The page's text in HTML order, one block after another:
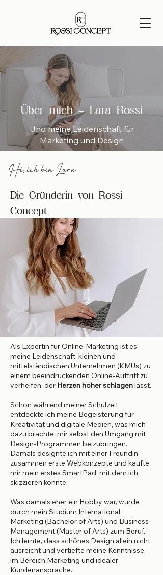
Über mich – Lara Rossi
Und meine Leidenschaft für
Marketing und Design
Hi, ich bin Lara
Die Gründerin von Rossi
Concept
Als Expertin für Online-Marketing ist es
meine Leidenschaft, kleinen und
mittelständischen Unternehmen (KMUs) zu
einem beeindruckenden Online-Auftritt zu
verhelfen, der Herzen höher schlagenlässt.
Schon während meiner Schulzeit
entdeckte ich meine Begeisterung für
Kreativität und digitale Medien, was mich
dazu brachte, mir selbst den Umgang mit
Design-Programmen beizubringen.
Damals designte ich mit einer Freundin
zusammen erste Webkonzepte und kaufte
mir mein erstes SmartPad, mit dem ich
skizzieren konnte.
Was damals eher ein Hobby war, wurde
durch mein Studium International
Marketing (Bachelor of Arts) und Business
Management (Master of Arts) zum Beruf.
Ich lernte, dass schönes Design allein nicht
ausreicht und vertiefte meine Kenntnisse
im Bereich Marketing und idealer
Kundenansprache.